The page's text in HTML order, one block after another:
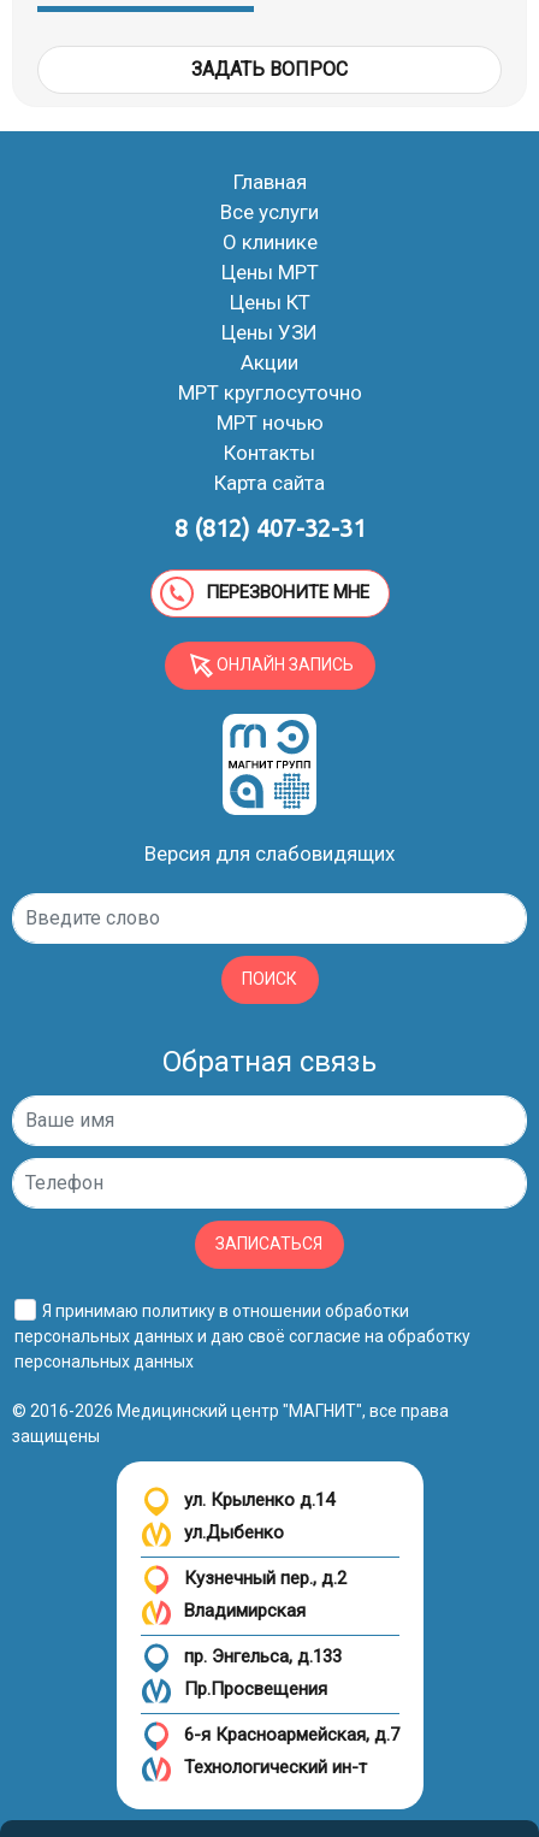
ЗАДАТЬ ВОПРОС
Главная
Все услуги
О клинике
Цены МРТ
Цены КТ
Цены УЗИ
Акции
МРТ круглосуточно
МРТ ночью
Контакты
Карта сайта
8 (812) 407-32-31
ПЕРЕЗВОНИТЕ МНЕ
ОНЛАЙН ЗАПИСЬ
Версия для слабовидящих
ПОИСК
Обратная связь
ЗАПИСАТЬСЯ
Я принимаю политику в отношении обработки
персональных данныхи даю своё согласие на обработку
персональных данных
© 2016-2026 Медицинский центр "МАГНИТ", все права
защищены
ул. Крыленко д.14
ул.Дыбенко
Кузнечный пер., д.2
Владимирская
пр. Энгельса, д.133
Пр.Просвещения
6-я Красноармейская, д.7
Технологический ин-т